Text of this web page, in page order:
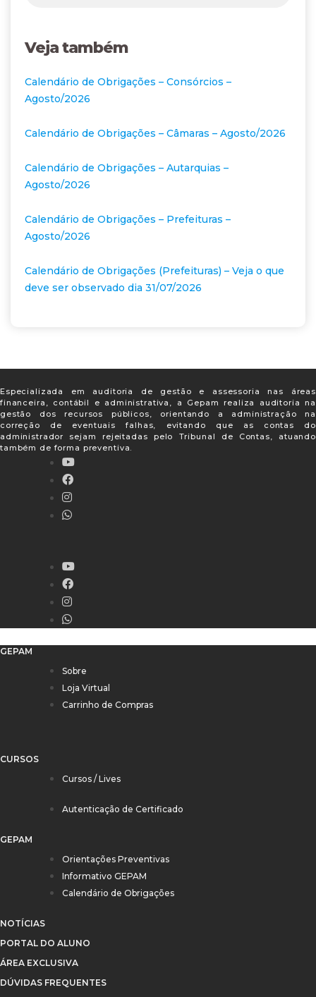
Veja também
Calendário de Obrigações – Consórcios –
Agosto/2026
Calendário de Obrigações – Câmaras – Agosto/2026
Calendário de Obrigações – Autarquias –
Agosto/2026
Calendário de Obrigações – Prefeituras –
Agosto/2026
Calendário de Obrigações (Prefeituras) – Veja o que
deve ser observado dia 31/07/2026
Especializada em auditoria de gestão e assessoria nas áreas
financeira, contábil e administrativa, a Gepam realiza auditoria na
gestão dos recursos públicos, orientando a administração na
correção de eventuais falhas, evitando que as contas do
administrador sejam rejeitadas pelo Tribunal de Contas, atuando
também de forma preventiva.
GEPAM
Sobre
Loja Virtual
Carrinho de Compras
CURSOS
Cursos / Lives
Autenticação de Certificado
GEPAM
Orientações Preventivas
Informativo GEPAM
Calendário de Obrigações
NOTÍCIAS
PORTAL DO ALUNO
ÁREA EXCLUSIVA
DÚVIDAS FREQUENTES